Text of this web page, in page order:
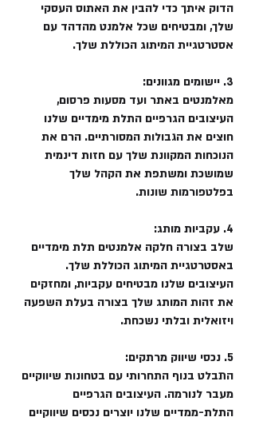
הדוק איתך כדי להבין את האתוס העסקי
שלך, ומבטיחים שכל אלמנט מהדהד עם
אסטרטגיית המיתוג הכוללת שלך.
3. יישומים מגוונים:
מאלמנטים באתר ועד מסעות פרסום,
העיצובים הגרפיים התלת מימדיים שלנו
חוצים את הגבולות המסורתיים. הרם את
הנוכחות המקוונת שלך עם חזות דינמית
שמושכת ומשתפת את הקהל שלך
בפלטפורמות שונות.
4. עקביות מותג:
שלב בצורה חלקה אלמנטים תלת מימדיים
באסטרטגיית המיתוג הכוללת שלך.
העיצובים שלנו מבטיחים עקביות, ומחזקים
את זהות המותג שלך בצורה בעלת השפעה
ויזואלית ובלתי נשכחת.
5. נכסי שיווק מרתקים:
התבלט בנוף התחרותי עם בטחונות שיווקיים
מעבר לנורמה. העיצובים הגרפיים
התלת-ממדיים שלנו יוצרים נכסים שיווקיים